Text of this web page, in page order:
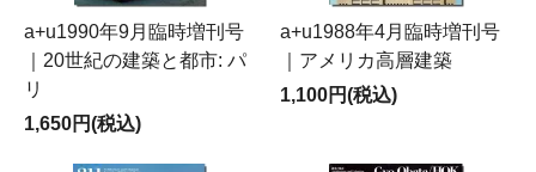
a+u1990年9月臨時増刊号
｜20世紀の建築と都市: パ
リ
1,650円(税込)
a+u1988年4月臨時増刊号
｜アメリカ高層建築
1,100円(税込)